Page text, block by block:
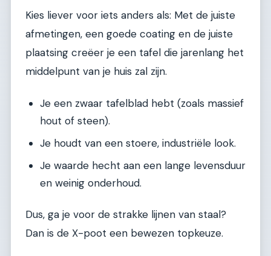
Kies liever voor iets anders als: Met de juiste
afmetingen, een goede coating en de juiste
plaatsing creëer je een tafel die jarenlang het
middelpunt van je huis zal zijn.
Je een zwaar tafelblad hebt (zoals massief
hout of steen).
Je houdt van een stoere, industriële look.
Je waarde hecht aan een lange levensduur
en weinig onderhoud.
Dus, ga je voor de strakke lijnen van staal?
Dan is de X-poot een bewezen topkeuze.